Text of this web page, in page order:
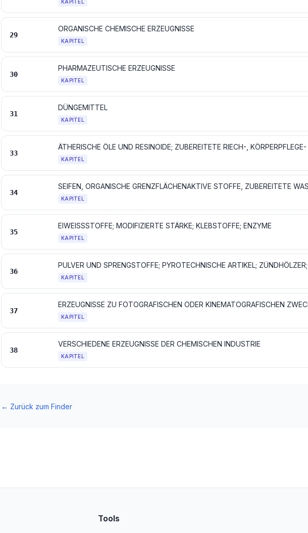
KAPITEL
29
ORGANISCHE CHEMISCHE ERZEUGNISSE
KAPITEL
30
PHARMAZEUTISCHE ERZEUGNISSE
KAPITEL
31
DÜNGEMITTEL
KAPITEL
33
KAPITEL
34
KAPITEL
35
EIWEISSSTOFFE; MODIFIZIERTE STÄRKE; KLEBSTOFFE; ENZYME
KAPITEL
36
KAPITEL
37
ERZEUGNISSE ZU FOTOGRAFISCHEN ODER KINEMATOGRAFISCHEN
KAPITEL
38
VERSCHIEDENE ERZEUGNISSE DER CHEMISCHEN INDUSTRIE
KAPITEL
← Zurück zum Finder
Tools